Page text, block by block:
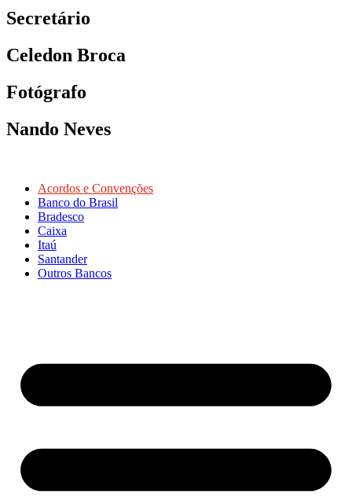
Secretário
Celedon Broca
Fotógrafo
Nando Neves
Acordos e Convenções
Banco do Brasil
Bradesco
Caixa
Itaú
Santander
Outros Bancos